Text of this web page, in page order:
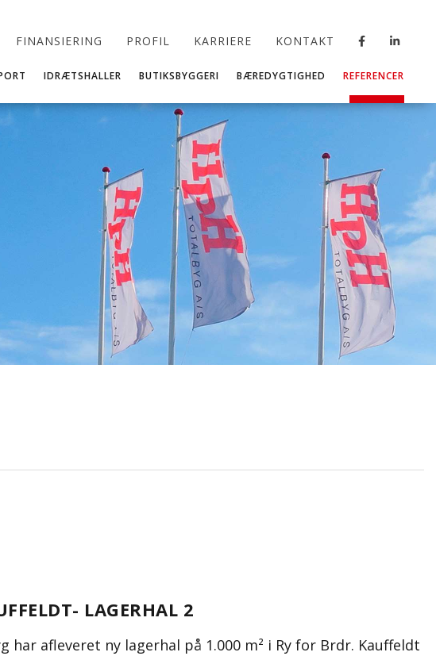
FINANSIERING PROFIL KARRIERE KONTAKT
IDRÆTSHALLER BUTIKSBYGGERI BÆREDYGTIGHED REFERENCER
LAGERHAL 2
har afleveret ny lagerhal på 1.000 m² i Ry for Brdr. Kauffeldt